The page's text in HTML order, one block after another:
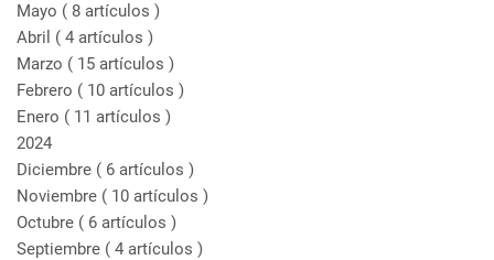
Mayo ( 8 artículos )
Abril ( 4 artículos )
Marzo ( 15 artículos )
Febrero ( 10 artículos )
Enero ( 11 artículos )
2024
Diciembre ( 6 artículos )
Noviembre ( 10 artículos )
Octubre ( 6 artículos )
Septiembre ( 4 artículos )